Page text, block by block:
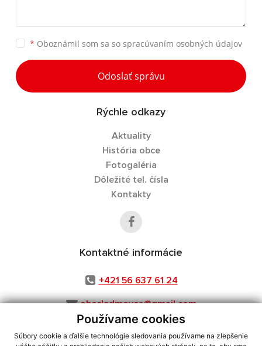
Používame cookies
Súbory cookie a ďalšie technológie sledovania používame na zlepšenie
* Oboznámil som sa so spracúvaním osobných údajov
Odoslať správu
Rýchle odkazy
Aktuality
História obce
Fotogaléria
Dôležité tel. čísla
Kontakty
Kontaktné informácie
+421 56 637 61 24
obecladmovce@gmail.com